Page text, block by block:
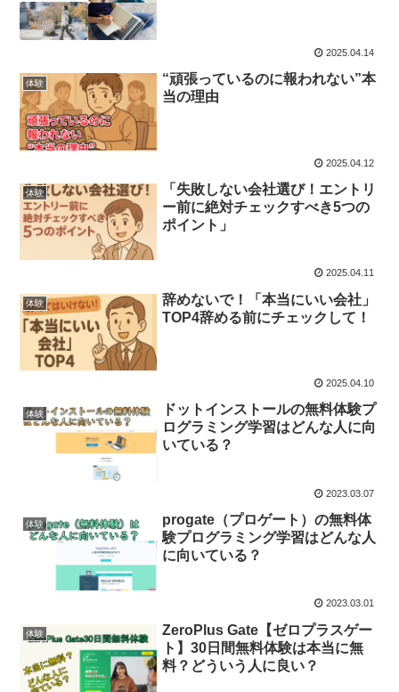
2025.04.14
体験
“頑張っているのに報われない”本
当の理由
2025.04.12
体験
「失敗しない会社選び！エントリ
ー前に絶対チェックすべき5つの
ポイント」
2025.04.11
体験
辞めないで！「本当にいい会社」
TOP4辞める前にチェックして！
2025.04.10
体験
ドットインストールの無料体験プ
ログラミング学習はどんな人に向
いている？
2023.03.07
体験
progate（プロゲート）の無料体
験プログラミング学習はどんな人
に向いている？
2023.03.01
体験
ZeroPlus Gate【ゼロプラスゲー
ト】30日間無料体験は本当に無
料？どういう人に良い？